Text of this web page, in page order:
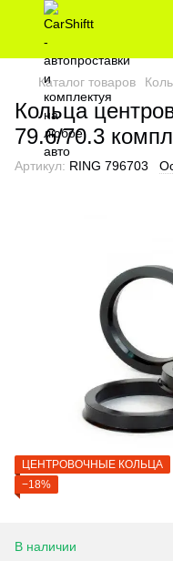
Каталог товаров
Кольца
79.6/70.3
Артикул: RING 796703
ЦЕНТРОВОЧНЫЕ КОЛЬЦА
−18%
В наличии